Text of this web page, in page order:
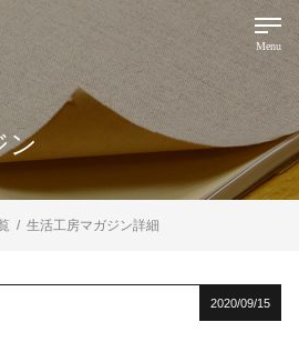
Menu
ン
生活工房マガジン詳細
2020/09/15